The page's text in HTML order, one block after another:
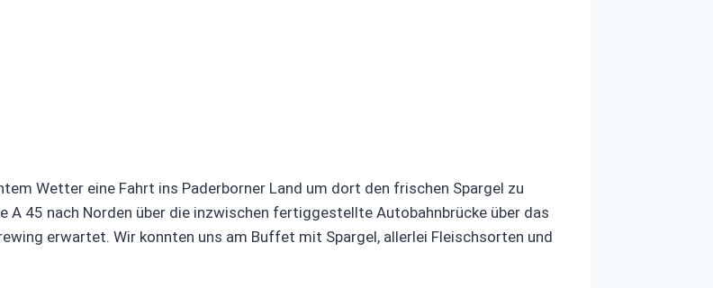
Wetter eine Fahrt ins Paderborner Land um dort den frischen Spargel zu
A 45 nach Norden über die inzwischen fertiggestellte Autobahnbrücke über das
erwartet. Wir konnten uns am Buffet mit Spargel, allerlei Fleischsorten und